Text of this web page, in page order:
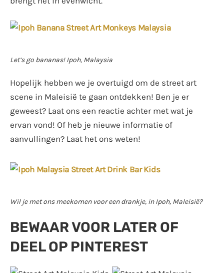
Let’s go bananas! Ipoh, Malaysia
Hopelijk hebben we je overtuigd om de street art
scene in Maleisië te gaan ontdekken! Ben je er
geweest? Laat ons een reactie achter met wat je
ervan vond! Of heb je nieuwe informatie of
aanvullingen? Laat het ons weten!
Wil je met ons meekomen voor een drankje, in Ipoh, Maleisië?
BEWAAR VOOR LATER OF
DEEL OP PINTEREST